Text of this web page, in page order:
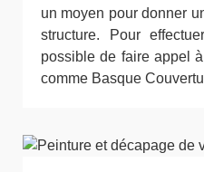
un moyen pour donner
structure. Pour
possible de faire appel
comme Basque